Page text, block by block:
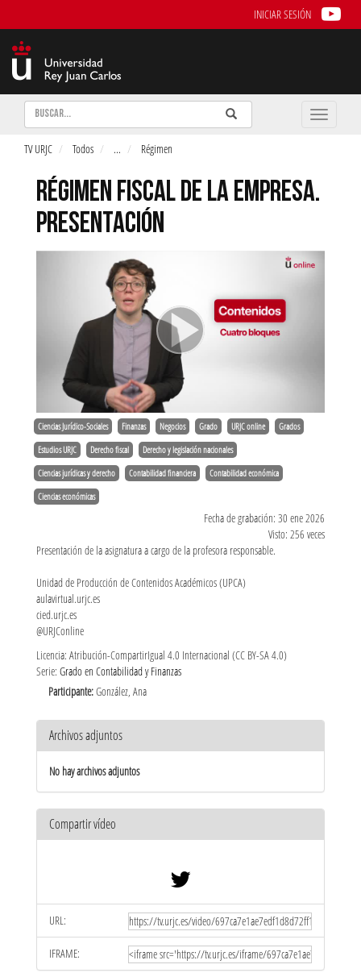
INICIAR SESIÓN
Buscar Enviar
Buscar
Toggle
TV URJC Todos ... Régimen
RÉGIMEN FISCAL DE LA EMPRESA.
PRESENTACIÓN
Ciencias Jurídico-Sociales Finanzas Negocios Grado URJC online Grados
Estudios URJC Derecho fiscal Derecho y legislación nacionales
Ciencias jurídicas y derecho Contabilidad financiera Contabilidad económica
Ciencias económicas
Fecha de grabación: 30 ene 2026
Visto: 256 veces
Presentación de la asignatura a cargo de la profesora responsable.
Unidad de Producción de Contenidos Académicos (UPCA)
aulavirtual.urjc.es
cied.urjc.es
@URJConline
Licencia: Atribución-CompartirIgual 4.0 Internacional (CC BY-SA 4.0)
Serie: Grado en Contabilidad y Finanzas
Participante:González, Ana
Archivos adjuntos
No hay archivos adjuntos
Compartir vídeo
URL:
IFRAME: